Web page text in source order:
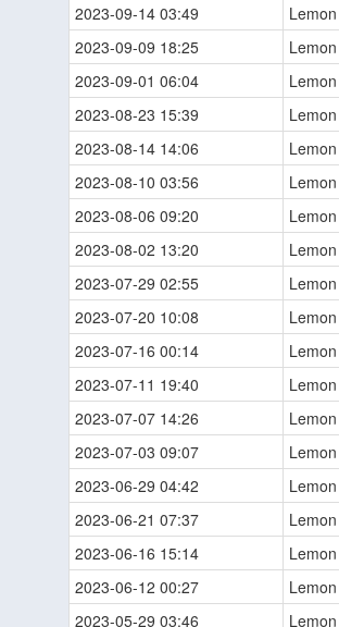
2023-09-14 03:49
2023-09-09 18:25
2023-09-01 06:04
2023-08-23 15:39
2023-08-14 14:06
2023-08-10 03:56
2023-08-06 09:20
2023-08-02 13:20
2023-07-29 02:55
2023-07-20 10:08
2023-07-16 00:14
2023-07-11 19:40
2023-07-07 14:26
2023-07-03 09:07
2023-06-29 04:42
2023-06-21 07:37
2023-06-16 15:14
2023-06-12 00:27
2023-05-29 03:46